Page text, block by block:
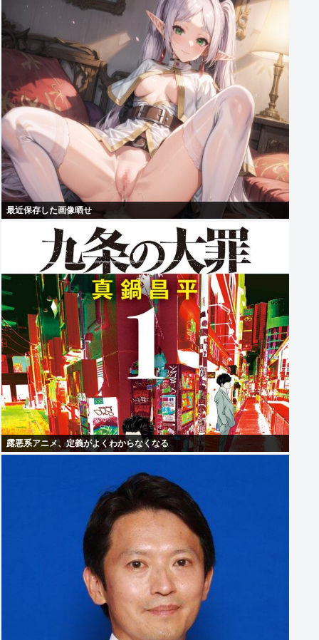
最近保存した画像晒せ
露悪系アニメ、定義がよくわからなくなる